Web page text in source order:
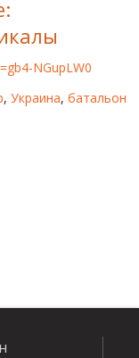
NGupLW0
, Украина, батальон